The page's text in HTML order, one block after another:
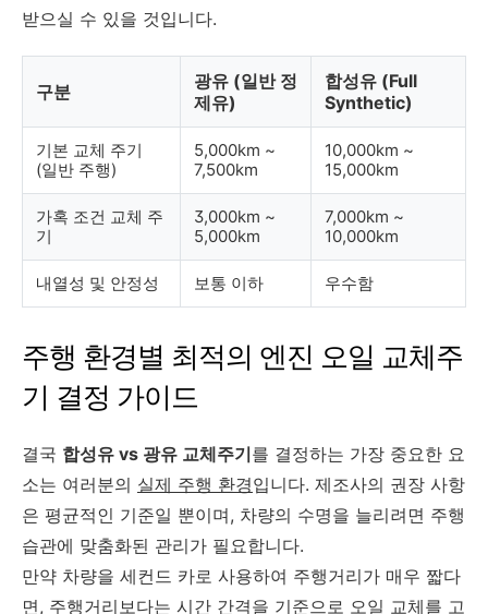
받으실 수 있을 것입니다.
구분
광유 (일반 정
제유)
합성유 (Full
Synthetic)
기본 교체 주기
(일반 주행)
5,000km ~
7,500km
10,000km ~
15,000km
가혹 조건 교체 주
기
3,000km ~
5,000km
7,000km ~
10,000km
내열성 및 안정성 보통 이하 우수함
주행 환경별 최적의 엔진 오일 교체주
기 결정 가이드
결국 합성유 vs 광유 교체주기를 결정하는 가장 중요한 요
소는 여러분의 실제 주행 환경입니다. 제조사의 권장 사항
은 평균적인 기준일 뿐이며, 차량의 수명을 늘리려면 주행
습관에 맞춤화된 관리가 필요합니다.
만약 차량을 세컨드 카로 사용하여 주행거리가 매우 짧다
면, 주행거리보다는 시간 간격을 기준으로 오일 교체를 고